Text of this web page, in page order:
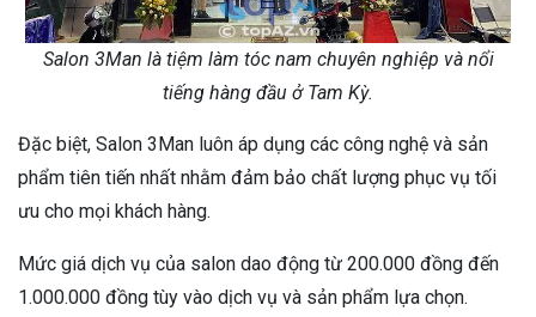
Salon 3Man là tiệm làm tóc nam chuyên nghiệp và nổi
tiếng hàng đầu ở Tam Kỳ.
Đặc biệt, Salon 3Man luôn áp dụng các công nghệ và sản
phẩm tiên tiến nhất nhằm đảm bảo chất lượng phục vụ tối
ưu cho mọi khách hàng.
Mức giá dịch vụ của salon dao động từ 200.000 đồng đến
1.000.000 đồng tùy vào dịch vụ và sản phẩm lựa chọn.